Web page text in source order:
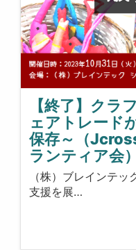
【終了】クラ
ェアトレード
保存～（
ランティア会）
（株）ブレインテ
支援を展…